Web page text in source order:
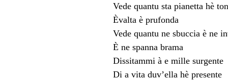
Vede quantu sta pianetta hè
Èvalta è prufonda
Vede quantu ne sbuccia è ne
È ne spanna brama
Dissitammi à e mille surgente
Di a vita duv’ella hè presente